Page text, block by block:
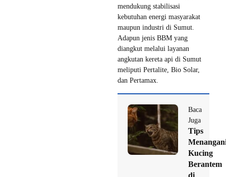
mendukung stabilisasi
kebutuhan energi masyarakat
maupun industri di Sumut.
Adapun jenis BBM yang
diangkut melalui layanan
angkutan kereta api di Sumut
meliputi Pertalite, Bio Solar,
dan Pertamax.
Baca
Juga
Tips
Kucing
Berantem
di